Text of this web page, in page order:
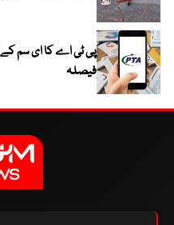
پی ٹی اے کا ای سم کے
فیصلہ